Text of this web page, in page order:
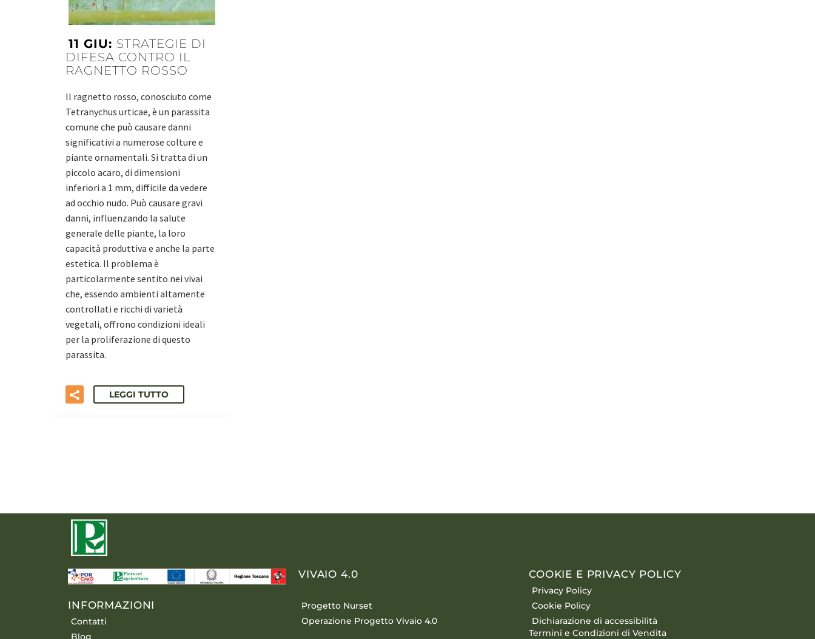
11 GIU: STRATEGIE DI
DIFESA CONTRO IL
RAGNETTO ROSSO
Il ragnetto rosso, conosciuto come
Tetranychus urticae, è un parassita
comune che può causare danni
significativi a numerose colture e
piante ornamentali. Si tratta di un
piccolo acaro, di dimensioni
inferiori a 1 mm, difficile da vedere
ad occhio nudo. Può causare gravi
danni, influenzando la salute
generale delle piante, la loro
capacità produttiva e anche la parte
estetica. Il problema è
particolarmente sentito nei vivai
che, essendo ambienti altamente
controllati e ricchi di varietà
vegetali, offrono condizioni ideali
per la proliferazione di questo
parassita.
LEGGI TUTTO
INFORMAZIONI
Contatti
Blog
VIVAIO 4.0
Progetto Nurset
Operazione Progetto Vivaio 4.0
COOKIE E PRIVACY POLICY
Privacy Policy
Cookie Policy
Dichiarazione di accessibilità
Termini e Condizioni di Vendita